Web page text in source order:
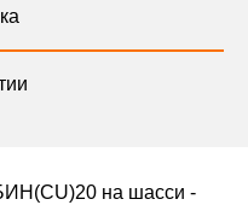
на шасси -